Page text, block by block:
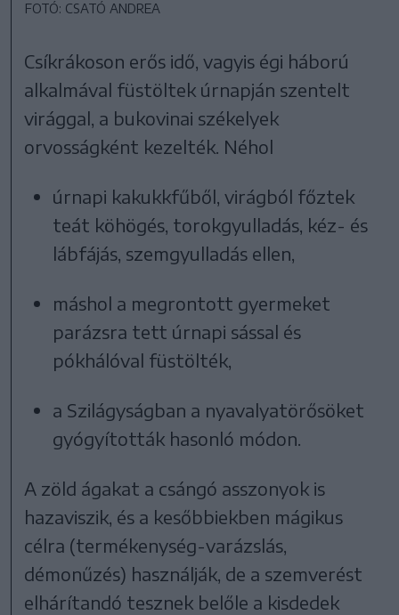
FOTÓ: CSATÓ ANDREA
Csíkrákoson erős idő, vagyis égi háború
alkalmával füstöltek úrnapján szentelt
virággal, a bukovinai székelyek
orvosságként kezelték. Néhol
úrnapi kakukkfűből, virágból főztek
teát köhögés, torokgyulladás, kéz- és
lábfájás, szemgyulladás ellen,
máshol a megrontott gyermeket
parázsra tett úrnapi sással és
pókhálóval füstölték,
a Szilágyságban a nyavalyatörősöket
gyógyították hasonló módon.
A zöld ágakat a csángó asszonyok is
hazaviszik, és a kesőbbiekben mágikus
célra (termékenység-varázslás,
démonűzés) használják, de a szemverést
elhárítandó tesznek belőle a kisdedek